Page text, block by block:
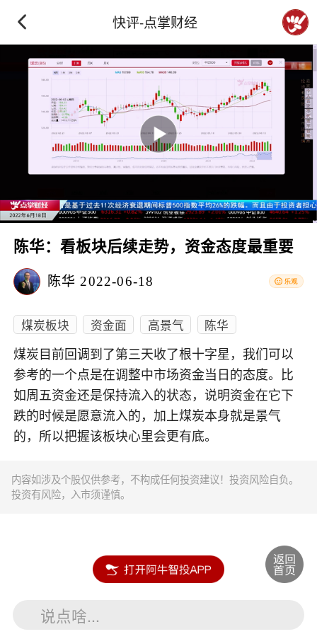
快评-点掌财经
陈华：看板块后续走势，资金态度最重要
陈华 2022-06-18
煤炭板块 资金面 高景气 陈华
煤炭目前回调到了第三天收了根十字星，我们可以
参考的一个点是在调整中市场资金当日的态度。比
如周五资金还是保持流入的状态，说明资金在它下
跌的时候是愿意流入的，加上煤炭本身就是景气
的，所以把握该板块心里会更有底。
内容如涉及个股仅供参考，不构成任何投资建议！投资风险自负。
投资有风险，入市须谨慎。
说点啥...